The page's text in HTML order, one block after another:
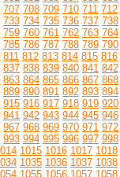
707 708 709 710 711 712
733 734 735 736 737 738
759 760 761 762 763 764
785 786 787 788 789 790
811 812 813 814 815 816
837 838 839 840 841 842
863 864 865 866 867 868
889 890 891 892 893 894
915 916 917 918 919 920
941 942 943 944 945 946
967 968 969 970 971 972
993 994 995 996 997 998
1015 1016 1017 1018
1035 1036 1037 1038
1055 1056 1057 1058